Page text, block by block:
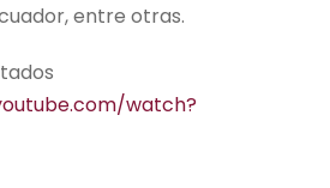
entre otras.
watch?